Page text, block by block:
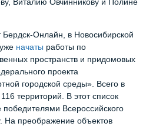
Онлайн, в Новосибирской
начаты работы по
пространств и придомовых
проекта
городской среды». Всего в
территорий. В этот список
Всероссийского
На преображение объектов